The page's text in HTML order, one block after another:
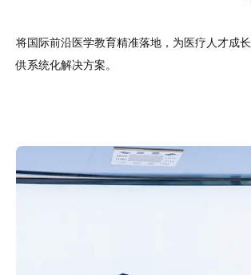
将国际前沿医学教育精准落地，为医疗人才成
供系统化解决方案。